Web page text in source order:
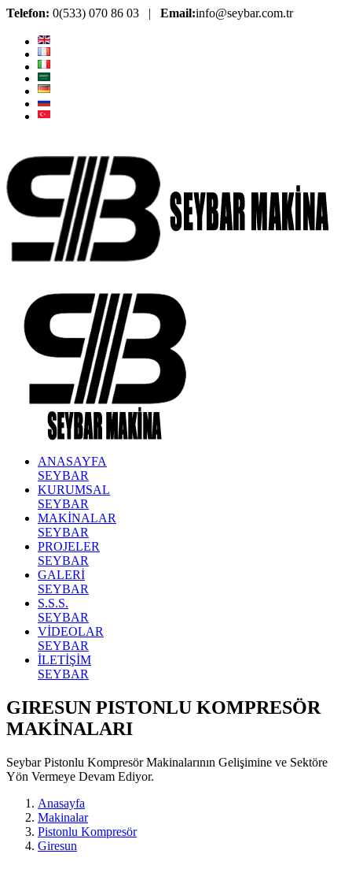
Telefon: 0(533) 070 86 03 | Email:info@seybar.com.tr
ANASAYFA
SEYBAR
KURUMSAL
SEYBAR
MAKİNALAR
SEYBAR
PROJELER
SEYBAR
GALERİ
SEYBAR
S.S.S.
SEYBAR
VİDEOLAR
SEYBAR
İLETİŞİM
SEYBAR
GIRESUN PISTONLU KOMPRESÖR
MAKİNALARI
Seybar Pistonlu Kompresör Makinalarının Gelişimine ve Sektöre
Yön Vermeye Devam Ediyor.
Anasayfa
Makinalar
Pistonlu Kompresör
Giresun